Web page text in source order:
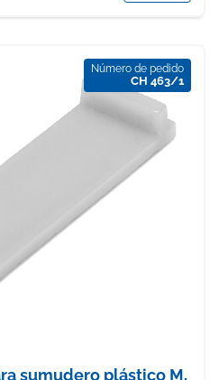
Número de pedido
CH 463/1
sumudero plástico M,